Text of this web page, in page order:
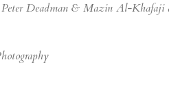
Peter Deadman & Mazin Al-Khafaji